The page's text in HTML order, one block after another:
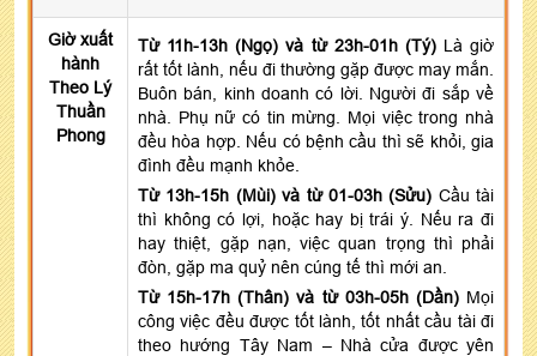
Giờ xuất
hành
Theo Lý
Thuần
Phong
Từ 11h-13h (Ngọ) và từ 23h-01h (Tý) Là giờ
rất tốt lành, nếu đi thường gặp được may mắn.
Buôn bán, kinh doanh có lời. Người đi sắp về
nhà. Phụ nữ có tin mừng. Mọi việc trong nhà
đều hòa hợp. Nếu có bệnh cầu thì sẽ khỏi, gia
đình đều mạnh khỏe.
Từ 13h-15h (Mùi) và từ 01-03h (Sửu) Cầu tài
thì không có lợi, hoặc hay bị trái ý. Nếu ra đi
hay thiệt, gặp nạn, việc quan trọng thì phải
đòn, gặp ma quỷ nên cúng tế thì mới an.
Từ 15h-17h (Thân) và từ 03h-05h (Dần) Mọi
công việc đều được tốt lành, tốt nhất cầu tài đi
theo hướng Tây Nam – Nhà cửa được yên